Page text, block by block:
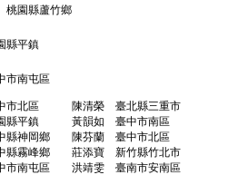
桃園縣蘆竹鄉
縣平鎮
南屯區
北區 陳清榮 臺北縣三重市
縣平鎮 黃韻如 臺中市南區
縣神岡鄉 陳芬蘭 臺中市北區
縣霧峰鄉 莊添寶 新竹縣竹北市
市南屯區 洪靖雯 臺南市安南區